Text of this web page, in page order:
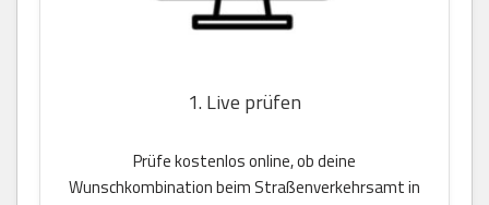
1. Live prüfen
Prüfe kostenlos online, ob deine
Wunschkombination beim Straßenverkehrsamt in